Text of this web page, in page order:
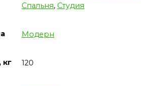
Спальня, Студия
Модерн
кг 120